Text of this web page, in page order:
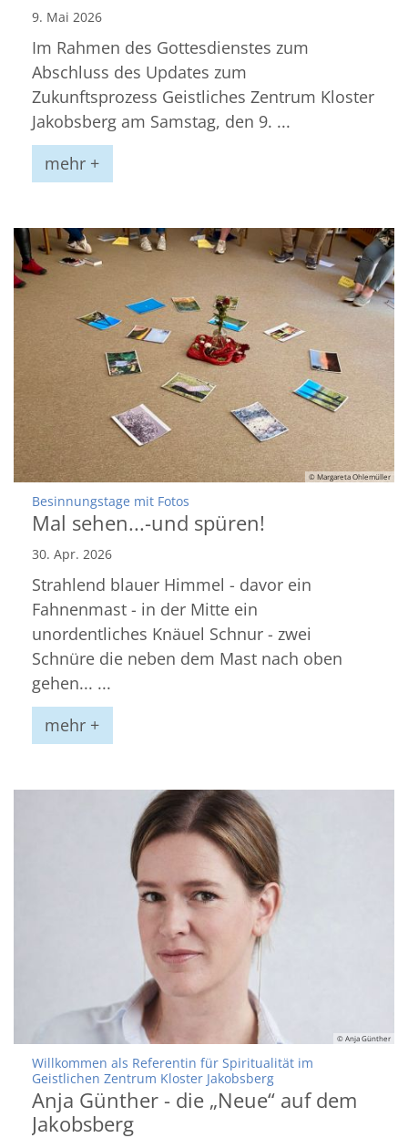
9. Mai 2026
Im Rahmen des Gottesdienstes zum
Abschluss des Updates zum
Zukunftsprozess Geistliches Zentrum Kloster
Jakobsberg am Samstag, den 9. ...
mehr +
© Margareta Ohlemüller
Besinnungstage mit Fotos
Mal sehen...-und spüren!
30. Apr. 2026
Strahlend blauer Himmel - davor ein
Fahnenmast - in der Mitte ein
unordentliches Knäuel Schnur - zwei
Schnüre die neben dem Mast nach oben
gehen... ...
mehr +
© Anja Günther
Willkommen als Referentin für Spiritualität im
Geistlichen Zentrum Kloster Jakobsberg:
Anja Günther - die „Neue“ auf dem
Jakobsberg